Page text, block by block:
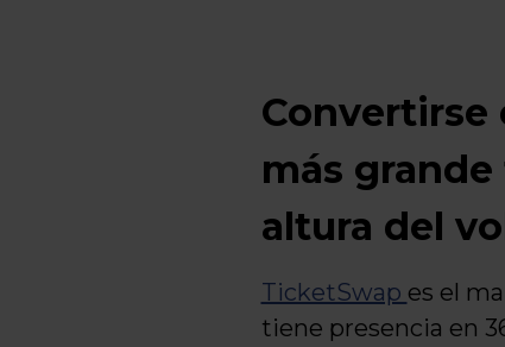
Convertirse
más
altura del
TicketSwap es el
tiene presencia en